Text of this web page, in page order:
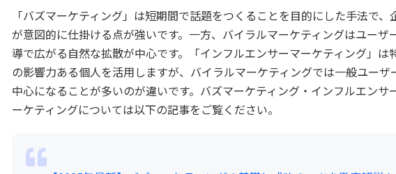
「バズマーケティング」は短期間で話題をつくることを目的にした手法で、
が意図的に仕掛ける点が強いです。一方、バイラルマーケティングはユーザ
導で広がる自然な拡散が中心です。「インフルエンサーマーケティング」は
の影響力ある個人を活用しますが、バイラルマーケティングでは一般ユーザ
中心になることが多いのが違いです。バズマーケティング・インフルエンサ
ーケティングについては以下の記事をご覧ください。